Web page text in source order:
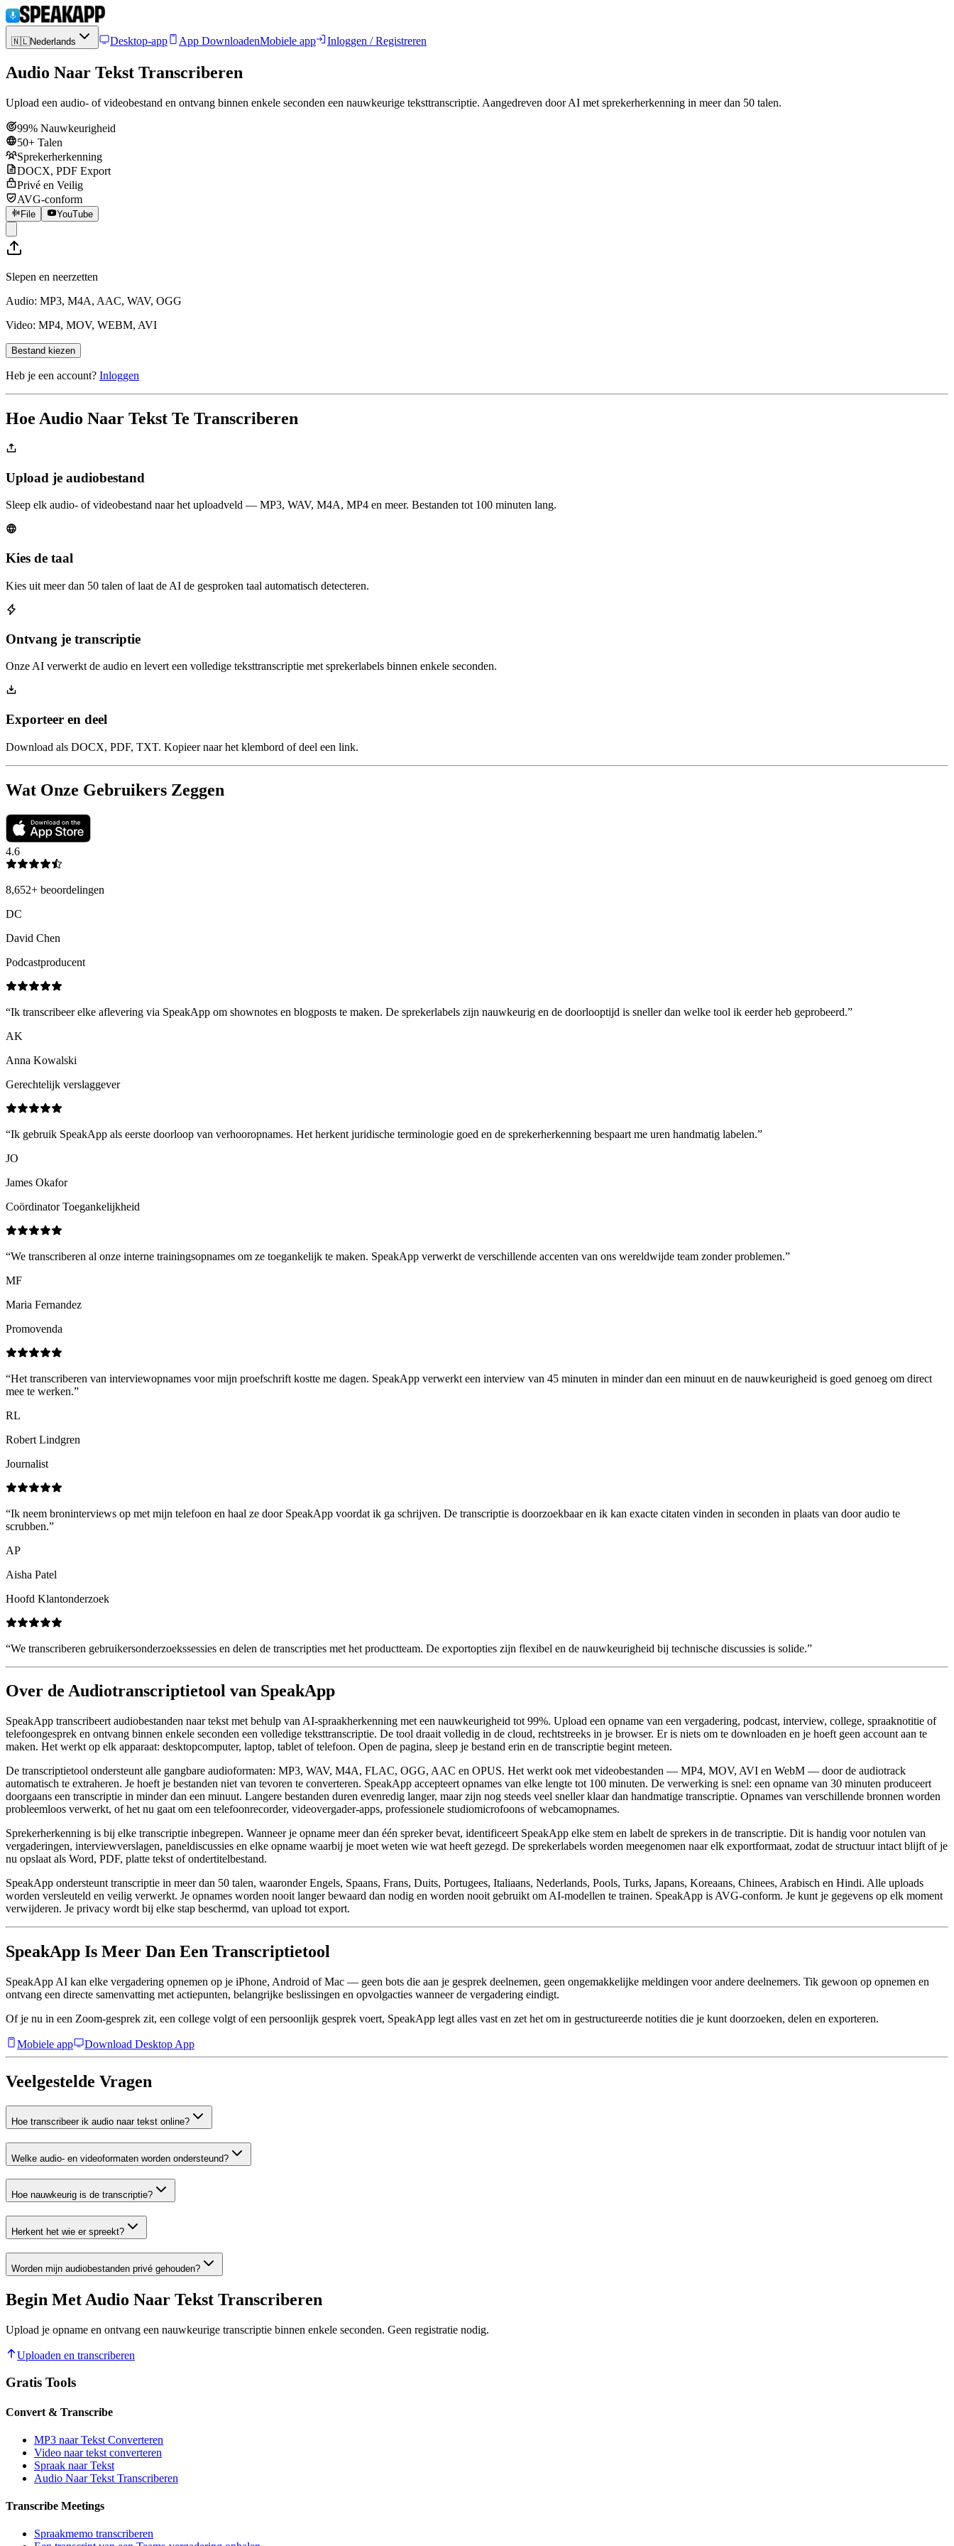
🇳🇱Nederlands Desktop-app App DownloadenMobiele app Inloggen / Registreren
Audio Naar Tekst Transcriberen
Upload een audio- of videobestand en ontvang binnen enkele seconden een nauwkeurige teksttranscriptie. Aangedreven door AI met sprekerherkenning in meer dan 50 talen.
99% Nauwkeurigheid
50+ Talen
Sprekerherkenning
DOCX, PDF Export
Privé en Veilig
AVG-conform
File YouTube
Slepen en neerzetten
Audio: MP3, M4A, AAC, WAV, OGG
Video: MP4, MOV, WEBM, AVI
Bestand kiezen
Heb je een account? Inloggen
Hoe Audio Naar Tekst Te Transcriberen
Upload je audiobestand
Sleep elk audio- of videobestand naar het uploadveld — MP3, WAV, M4A, MP4 en meer. Bestanden tot 100 minuten lang.
Kies de taal
Kies uit meer dan 50 talen of laat de AI de gesproken taal automatisch detecteren.
Ontvang je transcriptie
Onze AI verwerkt de audio en levert een volledige teksttranscriptie met sprekerlabels binnen enkele seconden.
Exporteer en deel
Download als DOCX, PDF, TXT. Kopieer naar het klembord of deel een link.
Wat Onze Gebruikers Zeggen
4.6
8,652+ beoordelingen
DC
David Chen
Podcastproducent
“Ik transcribeer elke aflevering via SpeakApp om shownotes en blogposts te maken. De sprekerlabels zijn nauwkeurig en de doorlooptijd is sneller dan welke tool ik eerder heb geprobeerd.”
AK
Anna Kowalski
Gerechtelijk verslaggever
“Ik gebruik SpeakApp als eerste doorloop van verhooropnames. Het herkent juridische terminologie goed en de sprekerherkenning bespaart me uren handmatig labelen.”
JO
James Okafor
Coördinator Toegankelijkheid
“We transcriberen al onze interne trainingsopnames om ze toegankelijk te maken. SpeakApp verwerkt de verschillende accenten van ons wereldwijde team zonder problemen.”
MF
Maria Fernandez
Promovenda
“Het transcriberen van interviewopnames voor mijn proefschrift kostte me dagen. SpeakApp verwerkt een interview van 45 minuten in minder dan een minuut en de nauwkeurigheid is goed genoeg om direct
mee te werken.”
RL
Robert Lindgren
Journalist
“Ik neem broninterviews op met mijn telefoon en haal ze door SpeakApp voordat ik ga schrijven. De transcriptie is doorzoekbaar en ik kan exacte citaten vinden in seconden in plaats van door audio te
scrubben.”
AP
Aisha Patel
Hoofd Klantonderzoek
“We transcriberen gebruikersonderzoekssessies en delen de transcripties met het productteam. De exportopties zijn flexibel en de nauwkeurigheid bij technische discussies is solide.”
Over de Audiotranscriptietool van SpeakApp
SpeakApp transcribeert audiobestanden naar tekst met behulp van AI-spraakherkenning met een nauwkeurigheid tot 99%. Upload een opname van een vergadering, podcast, interview, college, spraaknotitie of
telefoongesprek en ontvang binnen enkele seconden een volledige teksttranscriptie. De tool draait volledig in de cloud, rechtstreeks in je browser. Er is niets om te downloaden en je hoeft geen account aan te
maken. Het werkt op elk apparaat: desktopcomputer, laptop, tablet of telefoon. Open de pagina, sleep je bestand erin en de transcriptie begint meteen.
De transcriptietool ondersteunt alle gangbare audioformaten: MP3, WAV, M4A, FLAC, OGG, AAC en OPUS. Het werkt ook met videobestanden — MP4, MOV, AVI en WebM — door de audiotrack
automatisch te extraheren. Je hoeft je bestanden niet van tevoren te converteren. SpeakApp accepteert opnames van elke lengte tot 100 minuten. De verwerking is snel: een opname van 30 minuten produceert
doorgaans een transcriptie in minder dan een minuut. Langere bestanden duren evenredig langer, maar zijn nog steeds veel sneller klaar dan handmatige transcriptie. Opnames van verschillende bronnen worden
probleemloos verwerkt, of het nu gaat om een telefoonrecorder, videovergader-apps, professionele studiomicrofoons of webcamopnames.
Sprekerherkenning is bij elke transcriptie inbegrepen. Wanneer je opname meer dan één spreker bevat, identificeert SpeakApp elke stem en labelt de sprekers in de transcriptie. Dit is handig voor notulen van
vergaderingen, interviewverslagen, paneldiscussies en elke opname waarbij je moet weten wie wat heeft gezegd. De sprekerlabels worden meegenomen naar elk exportformaat, zodat de structuur intact blijft of je
nu opslaat als Word, PDF, platte tekst of ondertitelbestand.
SpeakApp ondersteunt transcriptie in meer dan 50 talen, waaronder Engels, Spaans, Frans, Duits, Portugees, Italiaans, Nederlands, Pools, Turks, Japans, Koreaans, Chinees, Arabisch en Hindi. Alle uploads
worden versleuteld en veilig verwerkt. Je opnames worden nooit langer bewaard dan nodig en worden nooit gebruikt om AI-modellen te trainen. SpeakApp is AVG-conform. Je kunt je gegevens op elk moment
verwijderen. Je privacy wordt bij elke stap beschermd, van upload tot export.
SpeakApp Is Meer Dan Een Transcriptietool
SpeakApp AI kan elke vergadering opnemen op je iPhone, Android of Mac — geen bots die aan je gesprek deelnemen, geen ongemakkelijke meldingen voor andere deelnemers. Tik gewoon op opnemen en
ontvang een directe samenvatting met actiepunten, belangrijke beslissingen en opvolgacties wanneer de vergadering eindigt.
Of je nu in een Zoom-gesprek zit, een college volgt of een persoonlijk gesprek voert, SpeakApp legt alles vast en zet het om in gestructureerde notities die je kunt doorzoeken, delen en exporteren.
Mobiele app Download Desktop App
Veelgestelde Vragen
Hoe transcribeer ik audio naar tekst online?
Welke audio- en videoformaten worden ondersteund?
Hoe nauwkeurig is de transcriptie?
Herkent het wie er spreekt?
Worden mijn audiobestanden privé gehouden?
Begin Met Audio Naar Tekst Transcriberen
Upload je opname en ontvang een nauwkeurige transcriptie binnen enkele seconden. Geen registratie nodig.
Uploaden en transcriberen
Gratis Tools
Convert & Transcribe
MP3 naar Tekst Converteren
Video naar tekst converteren
Spraak naar Tekst
Audio Naar Tekst Transcriberen
Transcribe Meetings
Spraakmemo transcriberen